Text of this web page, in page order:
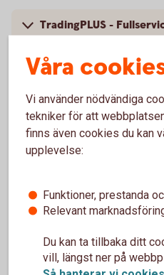
TradingPLUS -
TradingFLEX -
Finansiera
Leasa enstaka bilar med
Ramavtal billeasing (5 bilar
Våra
Vi använder nödvändiga
tekniker för att
finns även cookies du kan
upplevelse:
Funktioner, prestanda
Relevant
Du kan ta tillbaka ditt
vill, längst ner på